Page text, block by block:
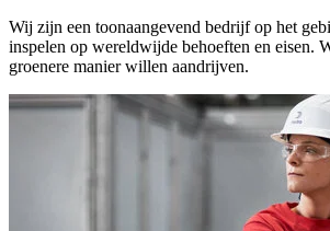
Wij zijn een toonaangevend bedrijf op het
inspelen op wereldwijde behoeften en eisen.
groenere manier willen aandrijven.